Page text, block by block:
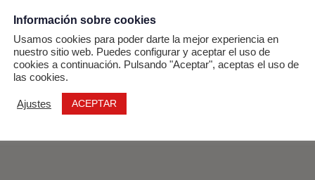
Información sobre cookies
Usamos cookies para poder darte la mejor experiencia en
nuestro sitio web. Puedes configurar y aceptar el uso de
cookies a continuación. Pulsando "Aceptar", aceptas el uso de
las cookies.
Ajustes ACEPTAR